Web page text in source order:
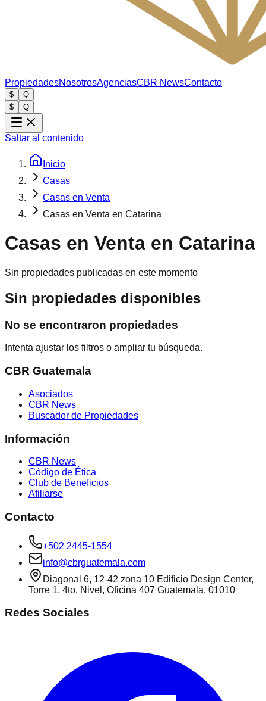
PropiedadesNosotrosAgenciasCBR NewsContacto
$
Q
$
Q
Saltar al contenido
Inicio
Casas
Casas en Venta
Casas en Venta en Catarina
Casas en Venta en Catarina
Sin propiedades publicadas en este momento
Sin propiedades disponibles
No se encontraron propiedades
Intenta ajustar los filtros o ampliar tu búsqueda.
CBR Guatemala
Asociados
CBR News
Buscador de Propiedades
Información
CBR News
Código de Ética
Club de Beneficios
Afiliarse
Contacto
+502 2445-1554
info@cbrguatemala.com
Diagonal 6, 12-42 zona 10 Edificio Design Center,
Torre 1, 4to. Nivel, Oficina 407 Guatemala, 01010
Redes Sociales